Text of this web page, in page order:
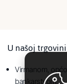
U našoj
Virmanom,
bankarstvom